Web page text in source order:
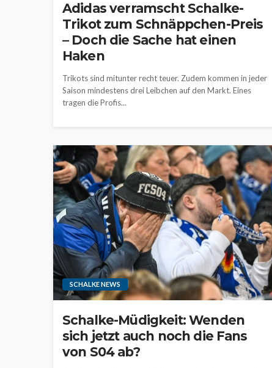
Adidas verramscht Schalke-
Trikot zum Schnäppchen-Preis
– Doch die Sache hat einen
Haken
Trikots sind mitunter recht teuer. Zudem kommen in jeder
Saison mindestens drei Leibchen auf den Markt. Eines
tragen die Profis...
SCHALKE NEWS
Schalke-Müdigkeit: Wenden
sich jetzt auch noch die Fans
von S04 ab?